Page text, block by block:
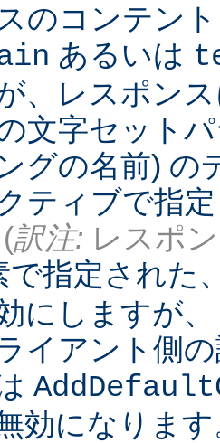
のコンテン
あるいは
、レスポン
文字セット
グの名前) の
ティブで指
(訳注: レスポ
で指定された
にしますが
イアント側
効になりま